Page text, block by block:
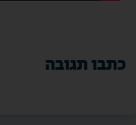
כתבו תגובה